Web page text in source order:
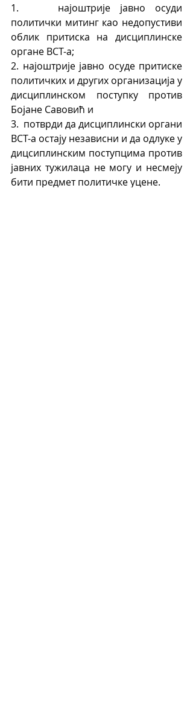
1.    најоштрије јавно осуди
политички митинг као недопустиви
облик притиска на дисциплинске
органе ВСТ-а;
2. најоштрије јавно осуде притиске
политичких и других организација у
дисциплинском поступку против
Бојане Савовић и
3.  потврди да дисциплински органи
ВСТ-а остају независни и да одлуке у
дицсиплинским поступцима против
јавних тужилаца не могу и несмеју
бити предмет политичке уцене.